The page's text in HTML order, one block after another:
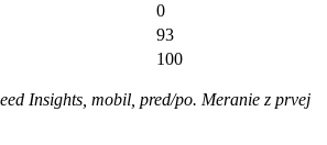
0
93
100
Insights, mobil, pred/po. Meranie z prvej